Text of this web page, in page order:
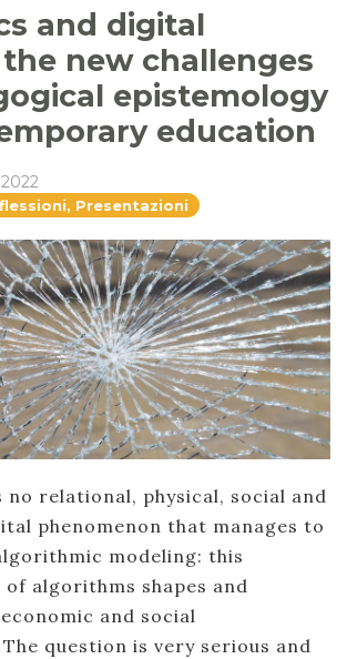
and digital
new challenges
epistemology
education
Presentazioni
no relational, physical, social and
phenomenon that manages to
modeling: this
of algorithms shapes and
and social
question is very serious and